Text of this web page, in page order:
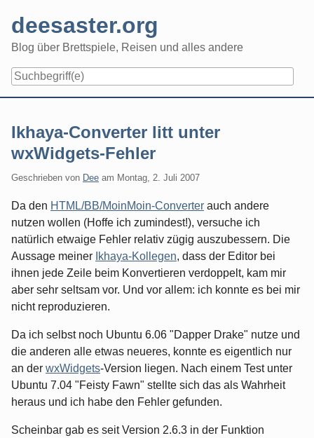
content
deesaster.org
Blog über Brettspiele, Reisen und alles andere
Ikhaya-Converter litt unter
wxWidgets-Fehler
Geschrieben von Dee am Montag, 2. Juli 2007
Da den HTML/BB/MoinMoin-Converter auch andere
nutzen wollen (Hoffe ich zumindest!), versuche ich
natürlich etwaige Fehler relativ zügig auszubessern. Die
Aussage meiner Ikhaya-Kollegen, dass der Editor bei
ihnen jede Zeile beim Konvertieren verdoppelt, kam mir
aber sehr seltsam vor. Und vor allem: ich konnte es bei mir
nicht reproduzieren.
Da ich selbst noch Ubuntu 6.06 "Dapper Drake" nutze und
die anderen alle etwas neueres, konnte es eigentlich nur
an der wxWidgets-Version liegen. Nach einem Test unter
Ubuntu 7.04 "Feisty Fawn" stellte sich das als Wahrheit
heraus und ich habe den Fehler gefunden.
Scheinbar gab es seit Version 2.6.3 in der Funktion